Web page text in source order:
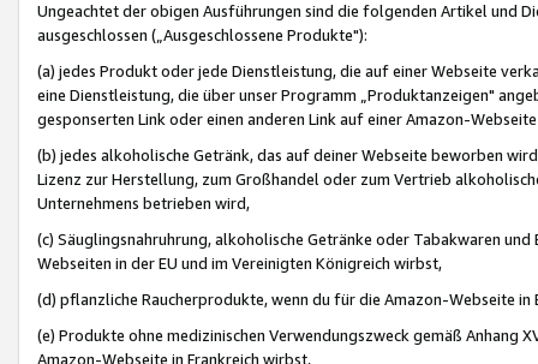
Ungeachtet der obigen Ausführungen sind die folgenden Artikel und
ausgeschlossen („Ausgeschlossene Produkte"):
(a) jedes Produkt oder jede Dienstleistung, die auf einer Webseite
eine Dienstleistung, die über unser Programm „Produktanzeigen"
gesponserten Link oder einen anderen Link auf einer Amazon-
(b) jedes alkoholische Getränk, das auf deiner Webseite beworben
Lizenz zur Herstellung, zum Großhandel oder zum Vertrieb
Unternehmens betrieben wird,
(c) Säuglingsnahruhrung, alkoholische Getränke oder Tabakwaren
Webseiten in der EU und im Vereinigten Königreich wirbst,
(d) pflanzliche Raucherprodukte, wenn du für die Amazon-Webseite in
(e) Produkte ohne medizinischen Verwendungszweck gemäß Anhang
Amazon-Webseite in Frankreich wirbst,